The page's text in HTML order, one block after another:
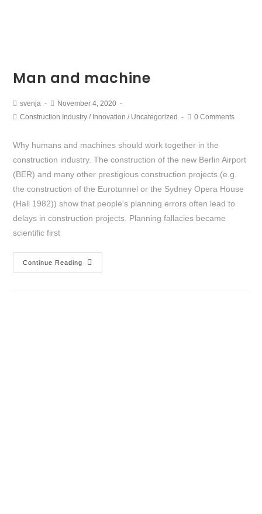
Man and machine
svenja
November 4, 2020
Construction Industry / Innovation / Uncategorized 0 Comments
Why humans and machines should work together in the
construction industry. The construction of the new Berlin Airport
(BER) and many other prestigious construction projects (e.g.
the construction of the Eurotunnel or the Sydney Opera House
(Hall 1982)) show that people's planning errors often lead to
delays in construction projects. Planning fallacies became
scientific first
Continue Reading